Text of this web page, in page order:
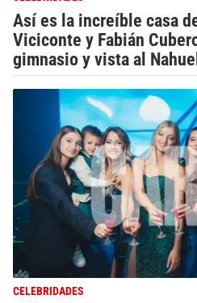
Así es la increíble casa
Viciconte y Fabián
gimnasio y vista al
CELEBRIDADES